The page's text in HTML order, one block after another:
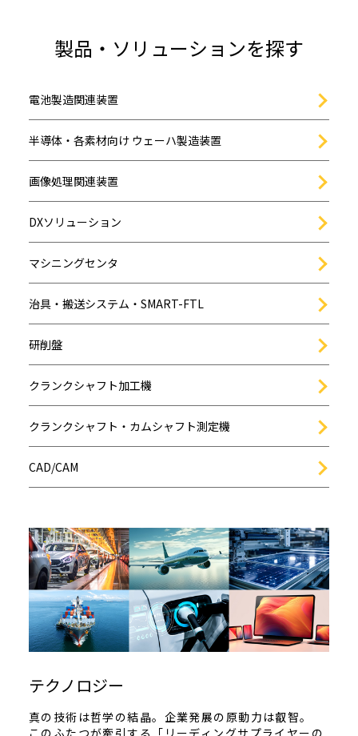
製品・ソリューションを探す
電池製造関連装置
半導体・各素材向け ウェーハ製造装置
画像処理関連装置
DXソリューション
マシニングセンタ
治具・搬送システム・SMART-FTL
研削盤
クランクシャフト加工機
クランクシャフト・カムシャフト測定機
CAD/CAM
テクノロジー
真の技術は哲学の結晶。企業発展の原動力は叡智。